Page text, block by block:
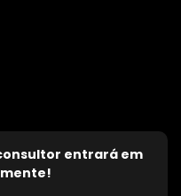
entrará em